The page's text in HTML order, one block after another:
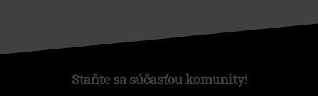
Staňte sa súčasťou komunity!